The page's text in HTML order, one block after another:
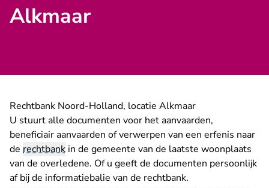
Alkmaar
Rechtbank Noord-Holland, locatie Alkmaar
U stuurt alle documenten voor het aanvaarden,
beneficiair aanvaarden of verwerpen van een erfenis naar
de rechtbank in de gemeente van de laatste woonplaats
van de overledene. Of u geeft de documenten persoonlijk
af bij de informatiebalie van de rechtbank.